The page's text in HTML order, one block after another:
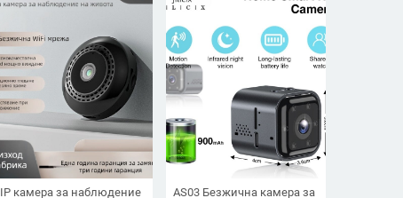
IP камера за наблюдение AS03 Безжична камера за